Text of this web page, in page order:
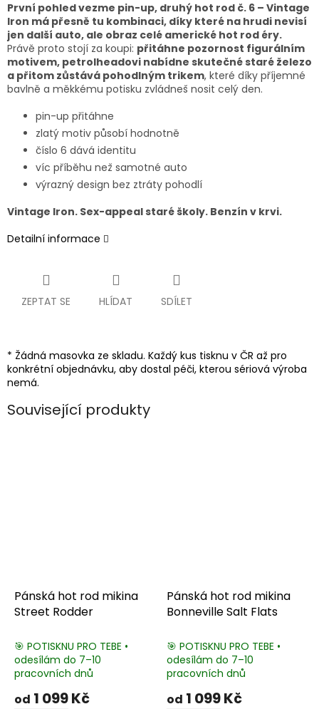
První pohled vezme pin-up, druhý hot rod č. 6 – Vintage
Iron má přesně tu kombinaci, díky které na hrudi nevisí
jen další auto, ale obraz celé americké hot rod éry.
Právě proto stojí za koupi: přitáhne pozornost figurálním
motivem, petrolheadovi nabídne skutečné staré železo
a přitom zůstává pohodlným trikem, které díky příjemné
bavlně a měkkému potisku zvládneš nosit celý den.
pin-up přitáhne
zlatý motiv působí hodnotně
číslo 6 dává identitu
víc příběhu než samotné auto
výrazný design bez ztráty pohodlí
Vintage Iron. Sex-appeal staré školy. Benzín v krvi.
Detailní informace
ZEPTAT SE HLÍDAT SDÍLET
* Žádná masovka ze skladu. Každý kus tisknu v ČR až pro
konkrétní objednávku, aby dostal péči, kterou sériová výroba
nemá.
Související produkty
Pánská hot rod mikina
Street Rodder
🎯 POTISKNU PRO TEBE •
odesílám do 7–10
pracovních dnů
od 1 099 Kč
Pánská hot rod mikina
Bonneville Salt Flats
🎯 POTISKNU PRO TEBE •
odesílám do 7–10
pracovních dnů
od 1 099 Kč